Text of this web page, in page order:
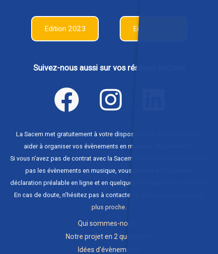
Edition 2023 Edition 2022
Suivez-nous aussi sur vos réseaux sociaux
La Sacem met gratuitement à votre disposition un guide pour vous
aider à organiser vos évènements en musique,
Si vous n'avez pas de contrat avec la Sacem, ou si ce contrat ne couvre
pas les évènements en musique, vous pouvez effectuer une
déclaration préalable en ligne et en quelques clics sur
En cas de doute, n'hésitez pas à contacter
plus proche
Qui sommes-nous ?
Notre projet en 2 questions !
Idées d'évènements